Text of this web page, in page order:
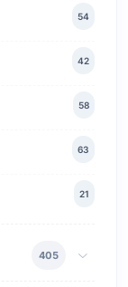
54
42
58
63
21
405